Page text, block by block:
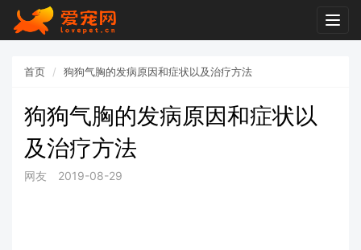
首页 狗狗气胸的发病原因和症状以及治疗方法
狗狗气胸的发病原因和症状以
及治疗方法
网友 2019-08-29